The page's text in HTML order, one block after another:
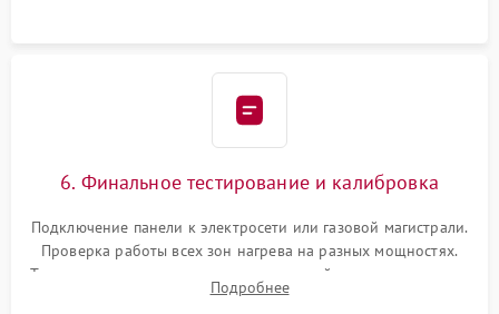
6. Финальное тестирование и калибровка
Подключение панели к электросети или газовой магистрали.
Проверка работы всех зон нагрева на разных мощностях.
Тестирование сенсорного управления, таймера, индикаторов
остаточного тепла и систем защиты от перегрева.
Подробнее